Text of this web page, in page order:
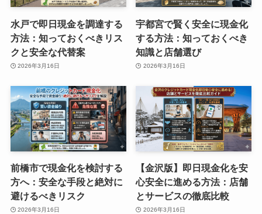
水戸で即日現金を調達する
方法：知っておくべきリス
クと安全な代替案
2026年3月16日
宇都宮で賢く安全に現金化
する方法：知っておくべき
知識と店舗選び
2026年3月16日
前橋市で現金化を検討する
方へ：安全な手段と絶対に
避けるべきリスク
2026年3月16日
【金沢版】即日現金化を安
心安全に進める方法：店舗
とサービスの徹底比較
2026年3月16日